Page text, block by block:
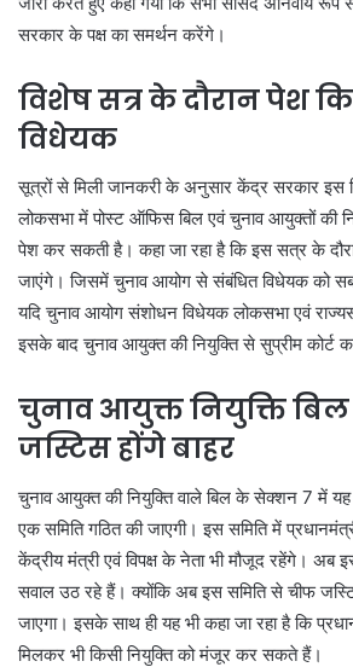
सरकार के पक्ष का समर्थन करेंगे।
विशेष सत्र के दौरान पेश
विधेयक
सूत्रों से मिली जानकरी के अनुसार केंद्र सरकार इस
लोकसभा में पोस्ट ऑफिस बिल एवं चुनाव आयुक्तों की
पेश कर सकती है। कहा जा रहा है कि इस सत्र के
जाएंगे। जिसमें चुनाव आयोग से संबंधित विधेयक को
यदि चुनाव आयोग संशोधन विधेयक लोकसभा एवं
इसके बाद चुनाव आयुक्त की नियुक्ति से सुप्रीम कोर्ट
चुनाव आयुक्त नियुक्ति
जस्टिस होंगे बाहर
चुनाव आयुक्त की नियुक्ति वाले बिल के सेक्शन 7 में
एक समिति गठित की जाएगी। इस समिति में
केंद्रीय मंत्री एवं विपक्ष के नेता भी मौजूद रहेंगे।
सवाल उठ रहे हैं। क्योंकि अब इस समिति से चीफ
जाएगा। इसके साथ ही यह भी कहा जा रहा है कि
मिलकर भी किसी नियुक्ति को मंजूर कर सकते हैं।